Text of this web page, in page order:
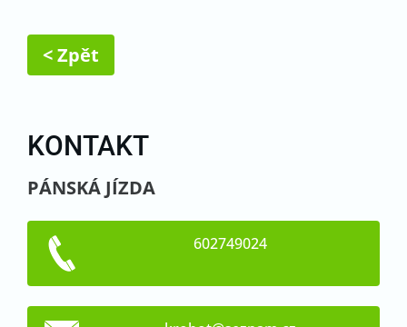
< Zpět
KONTAKT
PÁNSKÁ JÍZDA
602749024